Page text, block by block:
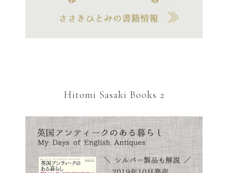
Hitomi Sasaki Books 2